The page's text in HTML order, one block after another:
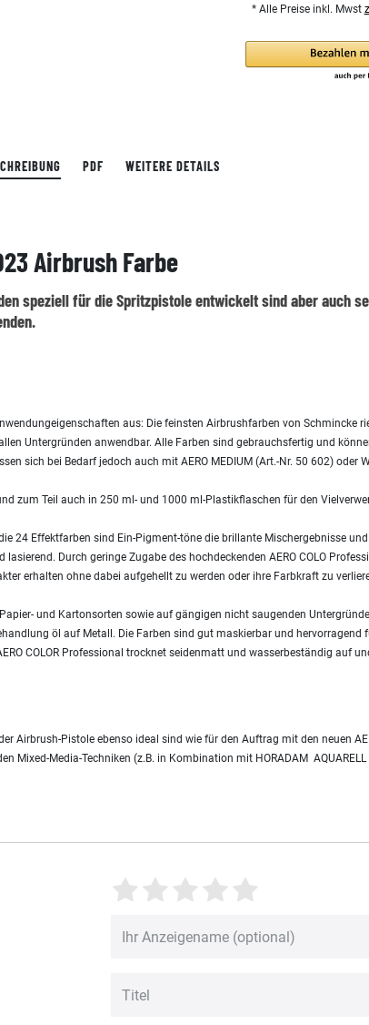
* Alle Preise inkl. Mwst
PDF WEITERE DETAILS
Airbrush Farbe
speziell für die Spritzpistole entwickelt sind aber auch
aus: Die feinsten Airbrushfarben von Schmincke
Untergründen anwendbar. Alle Farben sind gebrauchsfertig und
sich bei Bedarf jedoch auch mit AERO MEDIUM (Art.-Nr. 50 602) oder
zum Teil auch in 250 ml- und 1000 ml-Plastikflaschen für den
24 Effektfarben sind Ein-Pigment-töne die brillante Mischergebnisse
Durch geringe Zugabe des hochdeckenden AERO COLO
erhalten ohne dabei aufgehellt zu werden oder ihre Farbkraft zu
und Kartonsorten sowie auf gängigen nicht saugenden
öl auf Metall. Die Farben sind gut maskierbar und hervorragend
COLOR Professional trocknet seidenmatt und wasserbeständig auf
Airbrush-Pistole ebenso ideal sind wie für den Auftrag mit den neuen
Mixed-Media-Techniken (z.B. in Kombination mit HORADAM AQUARELL